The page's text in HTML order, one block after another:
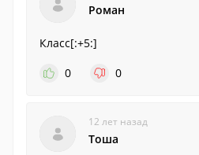
Роман
Класс[:+5:]
0
0
12 лет назад
Тоша